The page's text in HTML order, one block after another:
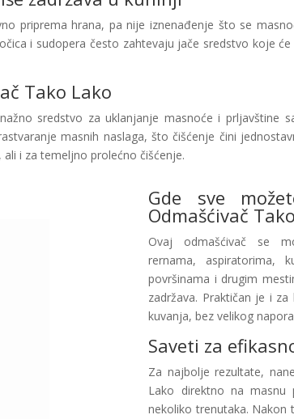
priprema hrana, pa nije iznenađenje što se
i sudopera često zahtevaju jače sredstvo koje
Tako Lako
sredstvo za uklanjanje masnoće i prljavštine
masnih naslaga, što čišćenje čini
i za temeljno prolećno čišćenje.
Gde sve
Odmašćivač
Ovaj odmašćivač se
rernama, aspiratorima,
površinama i drugim
zadržava. Praktičan je i
kuvanja, bez velikog
Saveti za
Za najbolje rezultate,
Lako direktno na masnu
nekoliko trenutaka. Nakon